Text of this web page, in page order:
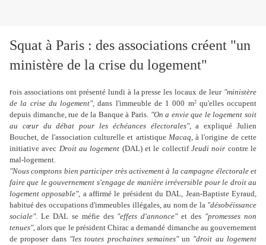
Squat à Paris : des associations créent "un
ministère de la crise du logement"
rois associations ont présenté lundi à la presse les locaux de leur "ministère
de la crise du logement", dans l'immeuble de 1 000 m2qu'elles occupent
depuis dimanche, rue de la Banque à Paris. "On a envie que le logement soit
au cœur du débat pour les échéances électorales", a expliqué Julien
Bouchet, de l'association culturelle et artistique Macaq, à l'origine de cette
initiative avec Droit au logement (DAL) et le collectifJeudi noir contre le
mal-logement.
"Nous comptons bien participer très activement à la campagne électorale et
faire que le gouvernement s'engage de manière irréversible pour le droit au
logement opposable", a affirmé le président du DAL, Jean-Baptiste Eyraud,
habitué des occupations d'immeubles illégales, au nom de la "désobéissance
sociale". Le DAL se méfie des "effets d'annonce"et des "promesses non
tenues", alors que le président Chirac a demandé dimanche au gouvernement
de proposer dans "les toutes prochaines semaines"un "droit au logement